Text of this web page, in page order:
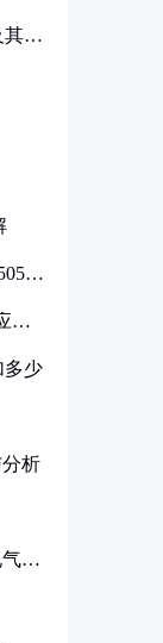
其在
代
用
多少
析
设